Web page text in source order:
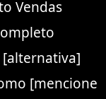
Vendas
[alternativa]
[mencione